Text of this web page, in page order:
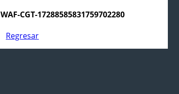
WAF-CGT-17288585831759702280
Regresar